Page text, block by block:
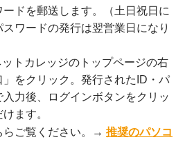
ドを郵送します。（土日祝日に
ワードの発行は翌営業日になり
ットカレッジのトップページの右
」をクリック。発行されたID・パ
力後、ログインボタンをクリッ
ます。
ご覧ください。→ 推奨のパソコ